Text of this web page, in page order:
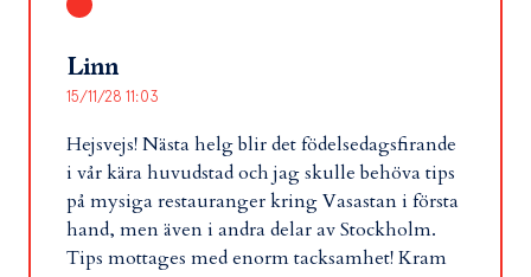
Linn
15/11/28 11:03
Hejsvejs! Nästa helg blir det födelsedagsfirande
i vår kära huvudstad och jag skulle behöva tips
på mysiga restauranger kring Vasastan i första
hand, men även i andra delar av Stockholm.
Tips mottages med enorm tacksamhet! Kram